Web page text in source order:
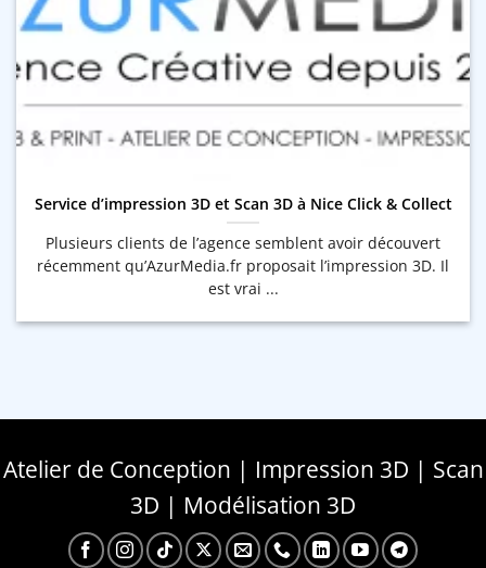
Service d’impression 3D et Scan 3D à Nice Click & Collect
Plusieurs clients de l’agence semblent avoir découvert
récemment qu’AzurMedia.fr proposait l’impression 3D. Il
est vrai ...
Atelier de Conception | Impression 3D | Scan
3D | Modélisation 3D